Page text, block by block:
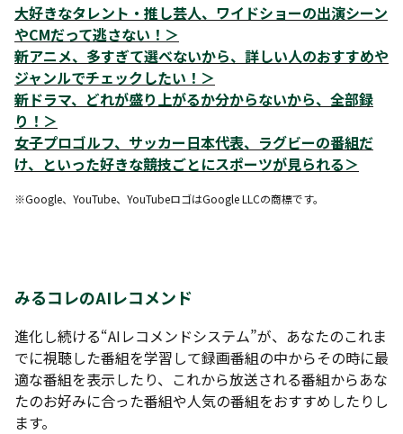
大好きなタレント・推し芸人、ワイドショーの出演シーン
やCMだって逃さない！ ＞
新アニメ、多すぎて選べないから、詳しい人のおすすめや
ジャンルでチェックしたい！ ＞
新ドラマ、どれが盛り上がるか分からないから、全部録
り！ ＞
女子プロゴルフ、サッカー日本代表、ラグビーの番組だ
け、といった好きな競技ごとにスポーツが見られる＞
※Google、YouTube、YouTubeロゴはGoogle LLCの商標です。
みるコレのAIレコメンド
進化し続ける“AIレコメンドシステム”が、あなたのこれま
でに視聴した番組を学習して録画番組の中からその時に最
適な番組を表示したり、これから放送される番組からあな
たのお好みに合った番組や人気の番組をおすすめしたりし
ます。